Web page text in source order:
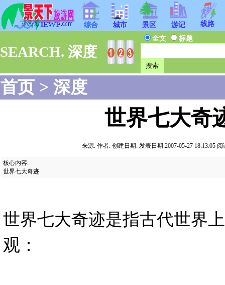
综合 城市 景区 游记 线路
SEARCH. 深度
全文 标题
首页 > 深度
世界七大奇
来源: 作者: 创建日期: 发表日期:2007-05-27 18:13:05 阅
核心内容:
世界七大奇迹
世界七大奇迹是指古代世界
观：